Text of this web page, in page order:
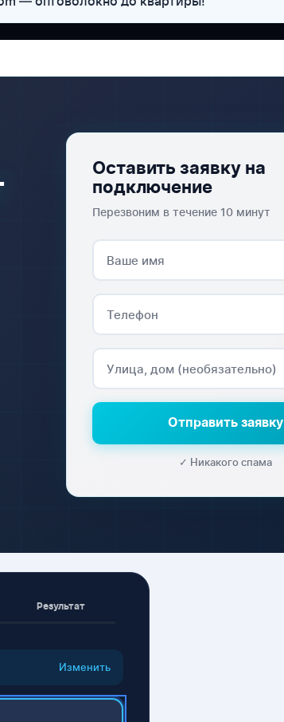
Оставить заявку на
подключение
Перезвоним в течение 10 минут
Отправить заявку
✓ Никакого спама
Результат
Изменить